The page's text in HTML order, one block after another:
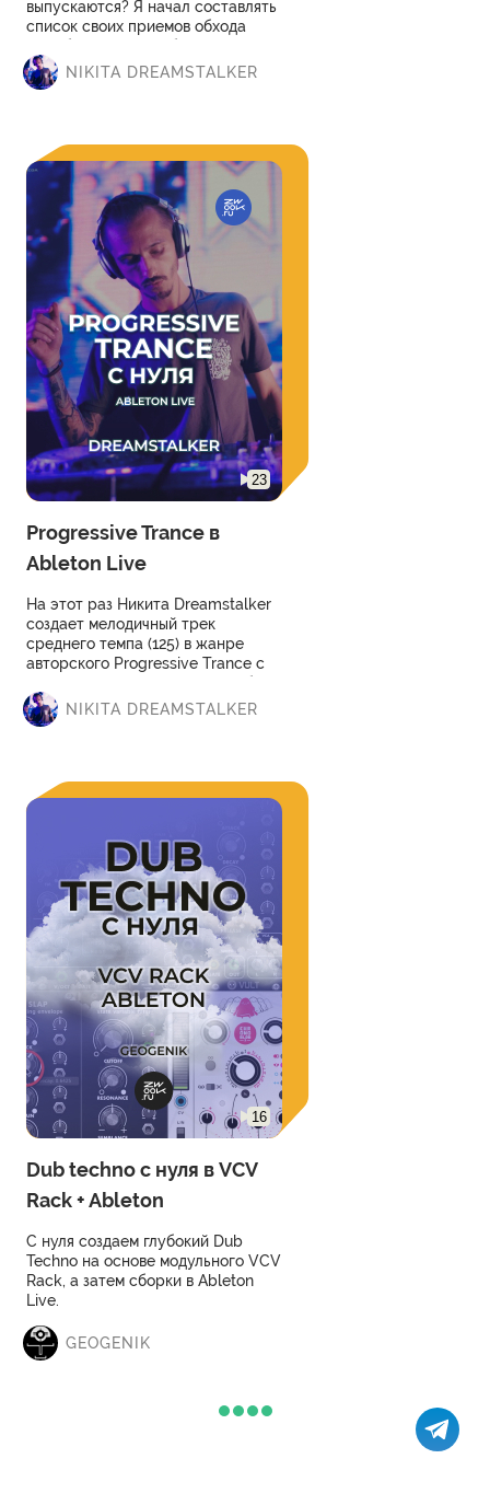
выпускаются? Я начал составлять
список своих приемов обхода
NIKITA DREAMSTALKER
23
Progressive Trance в
Ableton Live
На этот раз Никита Dreamstalker
создает мелодичный трек
среднего темпа (125) в жанре
авторского Progressive Trance с
с самого нуля. Подойдет даже
100% новичку. В курсе помимо
NIKITA DREAMSTALKER
16
Dub techno с нуля в VCV
Rack + Ableton
С нуля создаем глубокий Dub
Techno на основе модульного VCV
Rack, а затем сборки в Ableton
Live.
GEOGENIK